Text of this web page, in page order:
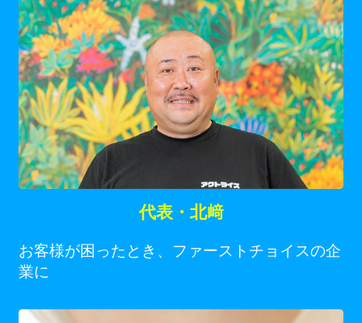
代表・北﨑
お客様が困ったとき、ファーストチョイスの企
業に